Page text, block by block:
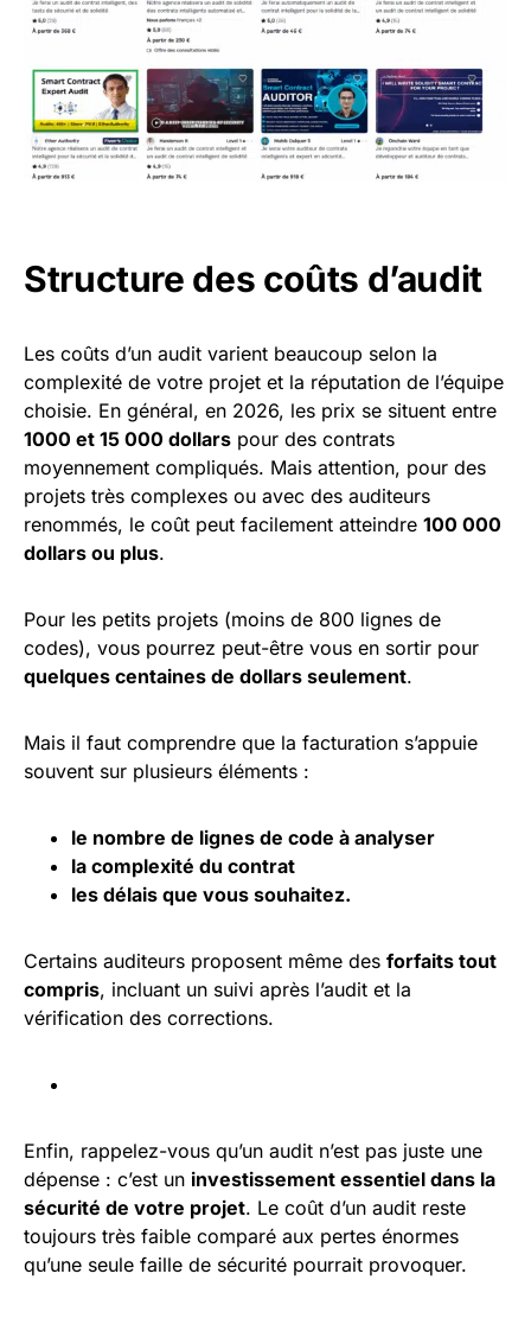
Structure des coûts d’audit
Les coûts d’un audit varient beaucoup selon la
complexité de votre projet et la réputation de l’équipe
choisie. En général, en 2026, les prix se situent entre
1000 et 15 000 dollars pour des contrats
moyennement compliqués. Mais attention, pour des
projets très complexes ou avec des auditeurs
renommés, le coût peut facilement atteindre 100 000
dollars ou plus.
Pour les petits projets (moins de 800 lignes de
codes), vous pourrez peut-être vous en sortir pour
quelques centaines de dollars seulement.
Mais il faut comprendre que la facturation s’appuie
souvent sur plusieurs éléments :
le nombre de lignes de code à analyser
la complexité du contrat
les délais que vous souhaitez.
Certains auditeurs proposent même des forfaits tout
compris, incluant un suivi après l’audit et la
vérification des corrections.
Enfin, rappelez-vous qu’un audit n’est pas juste une
dépense : c’est un investissement essentiel dans la
sécurité de votre projet. Le coût d’un audit reste
toujours très faible comparé aux pertes énormes
qu’une seule faille de sécurité pourrait provoquer.